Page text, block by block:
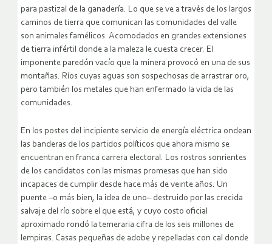
para pastizal de la ganadería. Lo que se ve a través de los largos
caminos de tierra que comunican las comunidades del valle
son animales famélicos. Acomodados en grandes extensiones
de tierra infértil donde a la maleza le cuesta crecer. El
imponente paredón vacío que la minera provocó en una de sus
montañas. Ríos cuyas aguas son sospechosas de arrastrar oro,
pero también los metales que han enfermado la vida de las
comunidades.
En los postes del incipiente servicio de energía eléctrica ondean
las banderas de los partidos políticos que ahora mismo se
encuentran en franca carrera electoral. Los rostros sonrientes
de los candidatos con las mismas promesas que han sido
incapaces de cumplir desde hace más de veinte años. Un
puente –o más bien, la idea de uno– destruido por las crecida
salvaje del río sobre el que está, y cuyo costo oficial
aproximado rondó la temeraria cifra de los seis millones de
lempiras. Casas pequeñas de adobe y repelladas con cal donde